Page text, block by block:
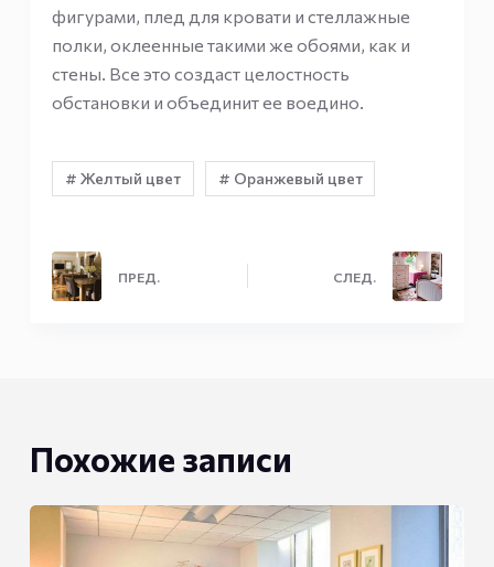
фигурами, плед для кровати и стеллажные
полки, оклеенные такими же обоями, как и
стены. Все это создаст целостность
обстановки и объединит ее воедино.
# Желтый цвет # Оранжевый цвет
ПРЕД. СЛЕД.
Похожие записи